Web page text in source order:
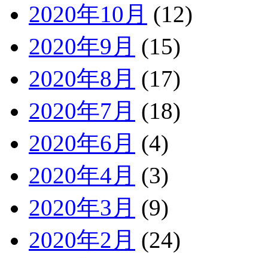
2020年10月 (12)
2020年9月 (15)
2020年8月 (17)
2020年7月 (18)
2020年6月 (4)
2020年4月 (3)
2020年3月 (9)
2020年2月 (24)